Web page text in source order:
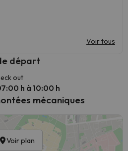
Voir tous
départ
out
h à 10:00 h
mécaniques
Voir plan